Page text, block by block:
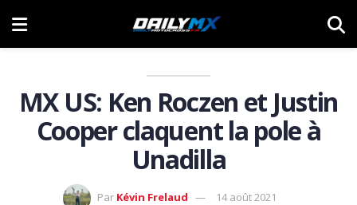
MX US: Ken Roczen et Justin
Cooper claquent la pole à
Unadilla
Par Kévin Frelaud 14 août 2021